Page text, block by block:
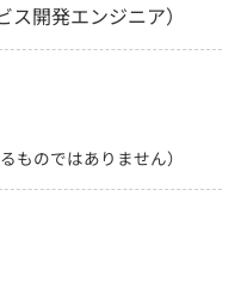
開発エンジニア）
ものではありません）